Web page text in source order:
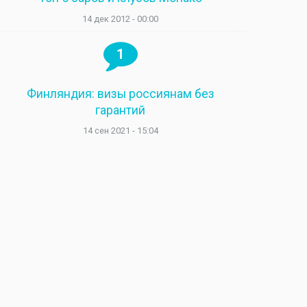
14 дек 2012 - 00:00
1
Финляндия: визы россиянам без
гарантий
14 сен 2021 - 15:04